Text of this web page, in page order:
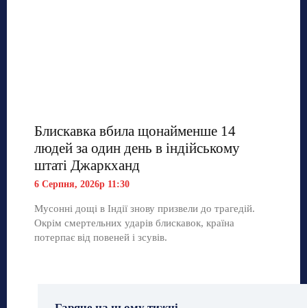
Блискавка вбила щонайменше 14
людей за один день в індійському
штаті Джаркханд
6 Серпня, 2026р 11:30
Мусонні дощі в Індії знову призвели до трагедій.
Окрім смертельних ударів блискавок, країна
потерпає від повеней і зсувів.